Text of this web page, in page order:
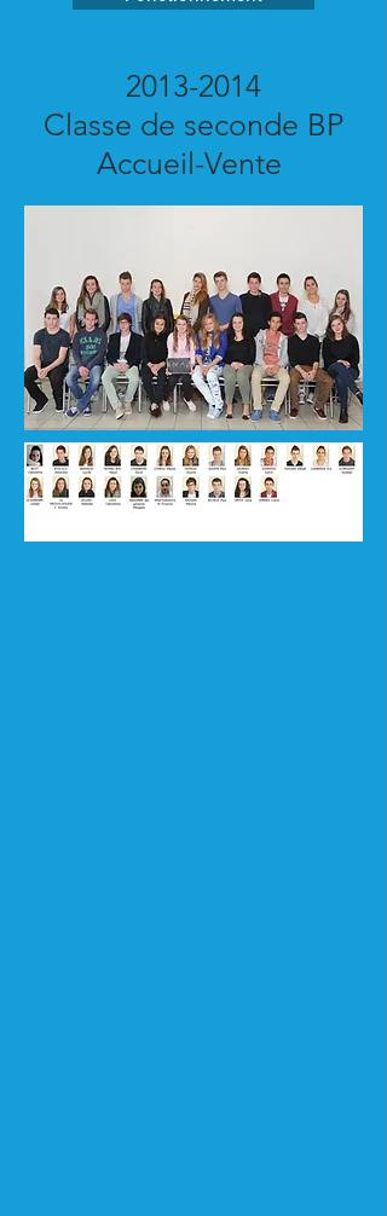
2013-2014
Classe de seconde BP
Accueil-Vente